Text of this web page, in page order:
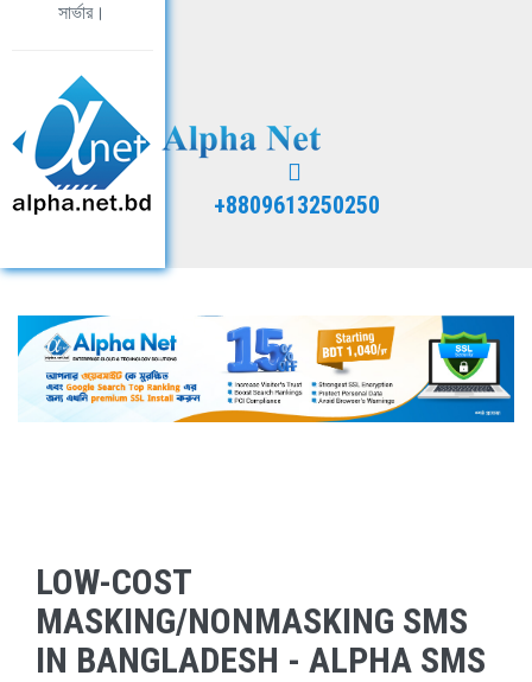
সার্ভার।
+8809613250250
LOW-COST
MASKING/NONMASKING SMS
IN BANGLADESH - ALPHA SMS